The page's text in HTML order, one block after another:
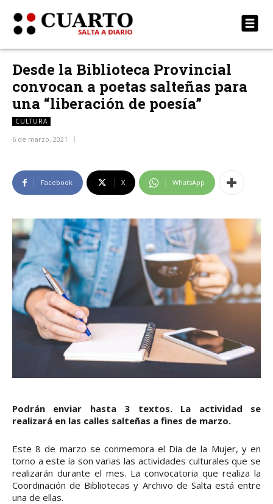
Desde la Biblioteca Provincial
convocan a poetas salteñas para
una “liberación de poesía”
CULTURA
6 de marzo, 2021
Facebook X WhatsApp
Podrán enviar hasta 3 textos. La actividad se
realizará en las calles salteñas a fines de marzo.
Este 8 de marzo se conmemora el Dia de la Mujer, y en
torno a este ía son varias las actividades culturales que se
realizarán durante el mes. La convocatoria que realiza la
Coordinación de Bibliotecas y Archivo de Salta está entre
una de ellas.